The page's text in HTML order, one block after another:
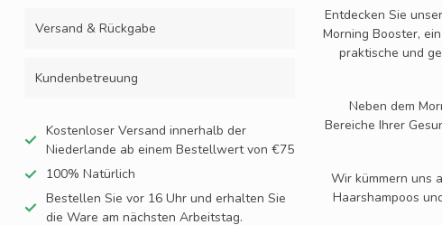
Versand & Rückgabe
Kundenbetreuung
Kostenloser Versand innerhalb der
Niederlande ab einem Bestellwert von €75
100% Natürlich
Bestellen Sie vor 16 Uhr und erhalten Sie
die Ware am nächsten Arbeitstag.
Entdecken Sie
Morning Booster,
praktische und
Neben dem
Bereiche Ihrer
Wir kümmern uns
Haarshampoos